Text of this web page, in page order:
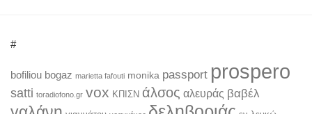
#
bofiliou bogaz marietta fafouti monika passport prospero
satti toradiofono.gr vox ΚΠΙΣΝ άλσος αλευράς βαβέλ